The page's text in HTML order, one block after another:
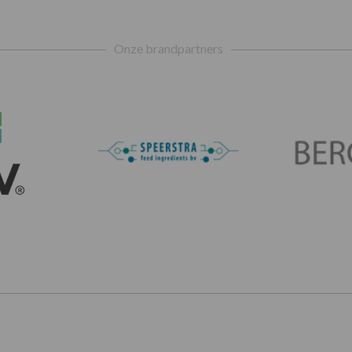
Onze brandpartners